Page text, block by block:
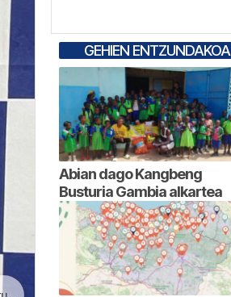
GEHIEN ENTZUNDAKOA
Abian dago Kangbeng
Busturia Gambia alkartea